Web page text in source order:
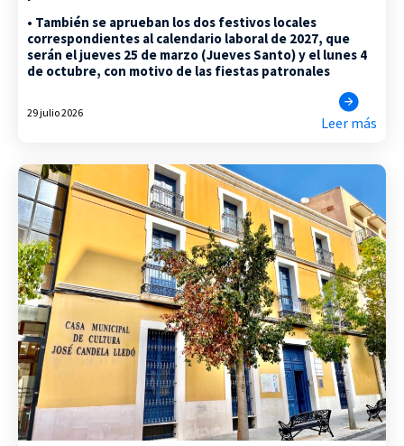
• También se aprueban los dos festivos locales
correspondientes al calendario laboral de 2027, que
serán el jueves 25 de marzo (Jueves Santo) y el lunes 4
de octubre, con motivo de las fiestas patronales
29 julio 2026
Leer más